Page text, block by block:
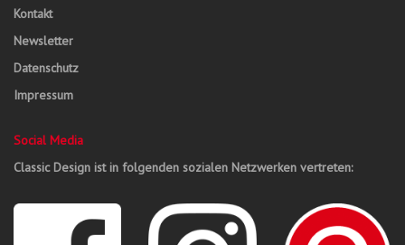
Kontakt
Newsletter
Datenschutz
Impressum
Social Media
Classic Design ist in folgenden sozialen Netzwerken vertreten: